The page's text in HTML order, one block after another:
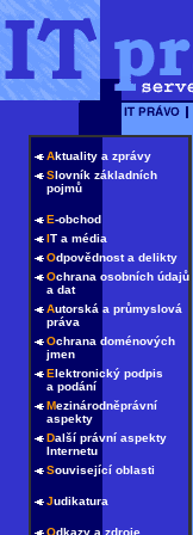
Aktuality a zprávy
Slovník základních
pojmů
E-obchod
IT a média
Odpovědnost a delikty
Ochrana osobních údajů
a dat
Autorská a průmyslová
práva
Ochrana doménových
jmen
Elektronický podpis
a podání
Mezinárodněprávní
aspekty
Další právní aspekty
Internetu
Související oblasti
Judikatura
Odkazy a zdroje